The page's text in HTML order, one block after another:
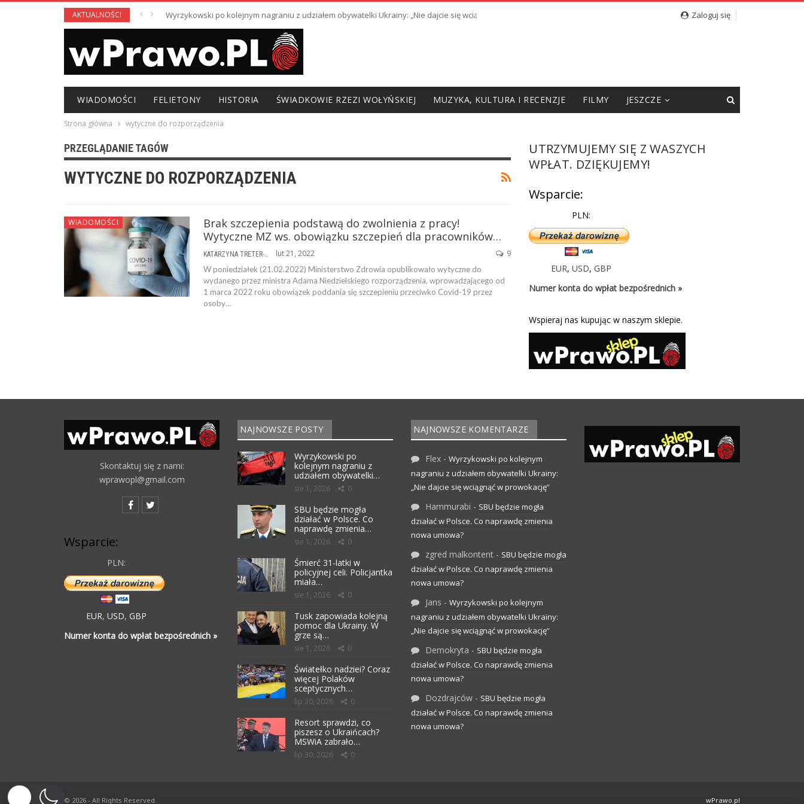
AKTUALNOŚCI Wyrzykowski po kolejnym nagraniu z udziałem obywatelki Ukrainy: „Nie dajcie się wciągnąć w prowokację” Zaloguj się
WIADOMOŚCI FELIETONY HISTORIA ŚWIADKOWIE RZEZI WOŁYŃSKIEJ MUZYKA, KULTURA I RECENZJE FILMY JESZCZE
Strona główna wytyczne do rozporządzenia
PRZEGLĄDANIE TAGÓW
WYTYCZNE DO ROZPORZĄDZENIA
WIADOMOŚCI
Brak szczepienia podstawą do zwolnienia z pracy!
Wytyczne MZ ws. obowiązku szczepień dla pracowników…
lut 21, 2022 9
W poniedziałek (21.02.2022) Ministerstwo Zdrowia opublikowało wytyczne do
wydanego przez ministra Adama Niedzielskiego rozporządzenia, wprowadzającego od
1 marca 2022 roku obowiązek poddania się szczepieniu przeciwko Covid-19 przez
osoby…
UTRZYMUJEMY SIĘ Z WASZYCH
WPŁAT. DZIĘKUJEMY!
Wsparcie:
PLN:
EUR,USD,GBP
Numer konta do wpłat bezpośrednich »
Wspieraj nas kupując w naszym sklepie.
Skontaktuj się z nami:
wprawopl@gmail.com
Wsparcie:
PLN:
EUR, USD, GBP
Numer konta do wpłat bezpośrednich »
NAJNOWSZE POSTY
Wyrzykowski po
kolejnym nagraniu z
udziałem obywatelki…
sie 1, 2026 0
SBU będzie mogła
działać w Polsce. Co
naprawdę zmienia…
sie 1, 2026 0
Śmierć 31-latki w
policyjnej celi. Policjantka
miała…
sie 1, 2026 0
Tusk zapowiada kolejną
pomoc dla Ukrainy. W
grze są…
sie 1, 2026 0
Światełko nadziei? Coraz
więcej Polaków
sceptycznych…
lip 30, 2026 0
Resort sprawdzi, co
piszesz o Ukraińcach?
MSWiA zabrało…
lip 30, 2026 0
NAJNOWSZE KOMENTARZE
Flex - Wyrzykowski po kolejnym
nagraniu z udziałem obywatelki Ukrainy:
„Nie dajcie się wciągnąć w prowokację”
Hammurabi - SBU będzie mogła
działać w Polsce. Co naprawdę zmienia
nowa umowa?
zgred malkontent - SBU będzie mogła
działać w Polsce. Co naprawdę zmienia
nowa umowa?
Jans - Wyrzykowski po kolejnym
nagraniu z udziałem obywatelki Ukrainy:
„Nie dajcie się wciągnąć w prowokację”
Demokryta - SBU będzie mogła
działać w Polsce. Co naprawdę zmienia
nowa umowa?
Dozdrajców - SBU będzie mogła
działać w Polsce. Co naprawdę zmienia
nowa umowa?
© 2026 - All Rights Reserved. wPrawo.pl